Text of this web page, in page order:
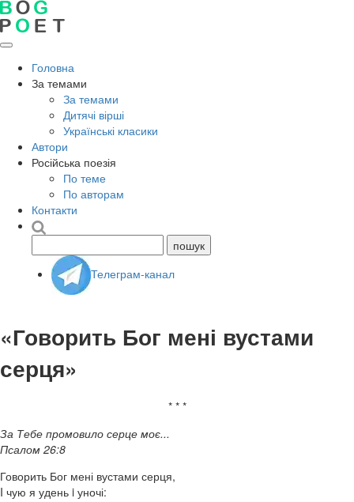
Головна
За темами
За темами
Дитячі вірші
Українські класики
Автори
Російська поезія
По теме
По авторам
Контакти
Телеграм-канал
«Говорить Бог мені вустами
серця»
* * *
За Тебе промовило серце моє...
Псалом 26:8
Говорить Бог мені вустами серця,
I чую я удень i уночі: